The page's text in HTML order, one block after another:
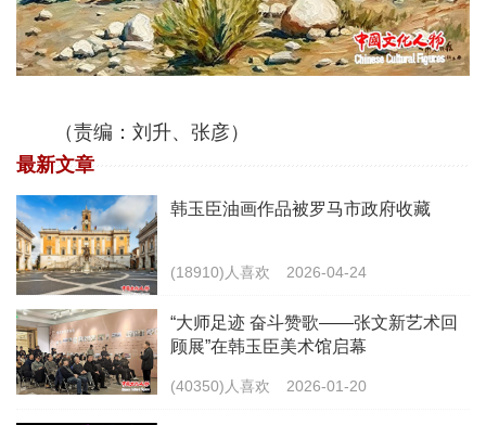
（责编：刘升、张彦）
最新文章
韩玉臣油画作品被罗马市政府收藏
(18910)人喜欢 2026-04-24
“大师足迹 奋斗赞歌——张文新艺术回
顾展”在韩玉臣美术馆启幕
(40350)人喜欢 2026-01-20